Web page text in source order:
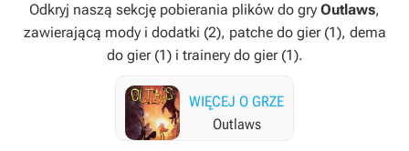
Odkryj naszą sekcję pobierania plików do gry Outlaws,
zawierającą mody i dodatki (2), patche do gier (1), dema
do gier (1) i trainery do gier (1).
WIĘCEJ O GRZE
Outlaws